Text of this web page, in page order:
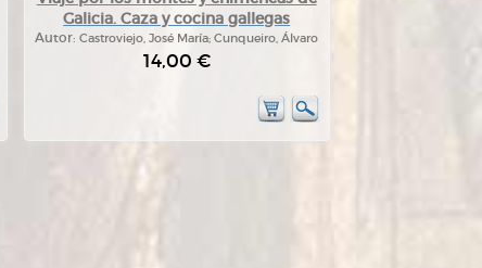
Galicia. Caza y cocina gallegas
Autor:Castroviejo, José María; Cunqueiro, Álvaro
14,00 €